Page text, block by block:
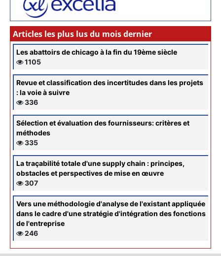
Articles les plus lus du mois dernier
Les abattoirs de chicago à la fin du 19ème siècle
1105
Revue et classification des incertitudes dans les projets
: la voie à suivre
336
Sélection et évaluation des fournisseurs: critères et
méthodes
335
La traçabilité totale d'une supply chain : principes,
obstacles et perspectives de mise en œuvre
307
Vers une méthodologie d'analyse de l'existant appliquée
dans le cadre d'une stratégie d'intégration des fonctions
de l'entreprise
246